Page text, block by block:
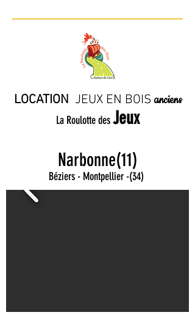
LOCATION JEUX EN BOIS anciens
La Roulotte des Jeux
Narbonne(11)
Béziers - Montpellier -(34)